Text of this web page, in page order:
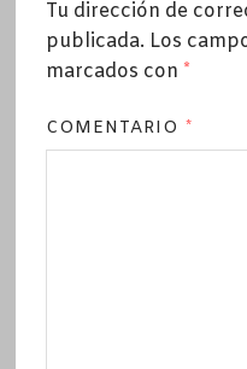
Tu dirección de
publicada. Los
marcados con *
COMENTARIO *